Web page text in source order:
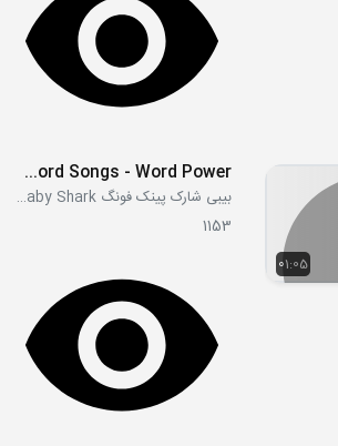
01:05
Clothes - Word Songs - Word Power
بیبی شارک پینک فونگ Pink Fong Baby Shark
1153